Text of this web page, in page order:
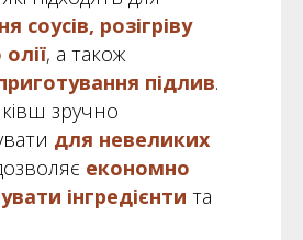
соусів, розігріву
, а також
підлив.
зручно
для невеликих
економно
інгредієнти та